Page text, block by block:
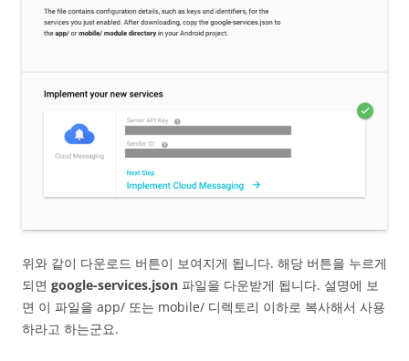
위와 같이 다운로드 버튼이 보여지게 됩니다. 해당 버튼을 누르게
되면 google-services.json 파일을 다운받게 됩니다. 설명에 보
면 이 파일을 app/ 또는 mobile/ 디렉토리 이하로 복사해서 사용
하라고 하는군요.